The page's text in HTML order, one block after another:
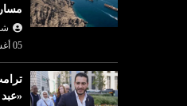
05 أغسطس 2026
أخبار ليبيا
شمس اليوم